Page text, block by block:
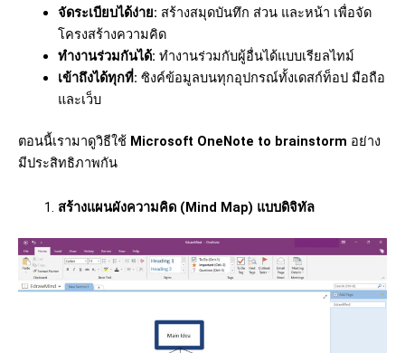
จัดระเบียบได้ง่าย: สร้างสมุดบันทึก ส่วน และหน้า เพื่อจัด
โครงสร้างความคิด
ทำงานร่วมกันได้: ทำงานร่วมกับผู้อื่นได้แบบเรียลไทม์
เข้าถึงได้ทุกที่: ซิงค์ข้อมูลบนทุกอุปกรณ์ทั้งเดสก์ท็อป มือถือ
และเว็บ
ตอนนี้เรามาดูวิธีใช้ Microsoft OneNote to brainstorm อย่าง
มีประสิทธิภาพกัน
สร้างแผนผังความคิด (Mind Map) แบบดิจิทัล